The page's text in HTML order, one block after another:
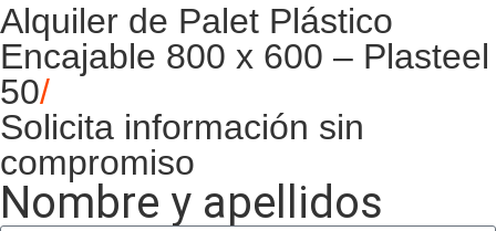
Alquiler de Palet Plástico
Encajable 800 x 600 – Plasteel
50/
Solicita información sin
compromiso
Nombre y apellidos